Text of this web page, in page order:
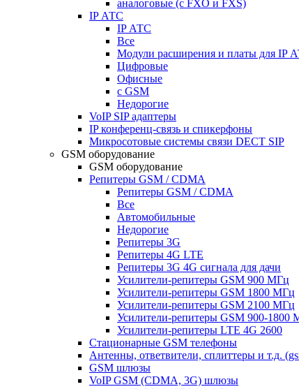
аналоговые (с FXO и FXS)
IP АТС
IP АТС
Все
Модули расширения и платы для IP
Цифровые
Офисные
с GSM
Недорогие
VoIP SIP адаптеры
IP конференц-связь и спикерфоны
Микросотовые системы связи DECT SIP
GSM оборудование
GSM оборудование
Репитеры GSM / CDMA
Репитеры GSM / CDMA
Все
Автомобильные
Недорогие
Репитеры 3G
Репитеры 4G LTE
Репитеры 3G 4G сигнала для дачи
Усилители-репитеры GSM 900 МГц
Усилители-репитеры GSM 1800 МГц
Усилители-репитеры GSM 2100 МГц
Усилители-репитеры GSM 900-1800
Усилители-репитеры LTE 4G 2600
Стационарные GSM телефоны
Антенны, ответвители, сплиттеры и т.д.
GSM шлюзы
VoIP GSM (CDMA, 3G) шлюзы